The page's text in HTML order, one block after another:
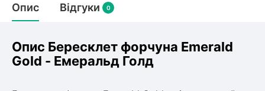
Опис Відгуки 0
Опис Бересклет форчуна Emerald
Gold - Емеральд Голд